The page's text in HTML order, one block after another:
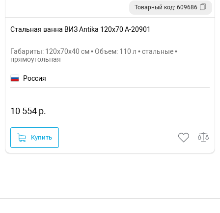
Товарный код: 609686
Стальная ванна ВИЗ Antika 120x70 А-20901
Габариты: 120x70x40 см • Объем: 110 л • стальные •
прямоугольная
Россия
10 554 р.
Купить